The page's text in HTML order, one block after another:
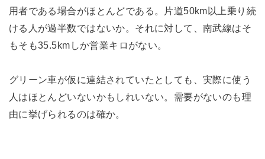
用者である場合がほとんどである。片道50km以上乗り続
ける人が過半数ではないか。それに対して、南武線はそ
もそも35.5kmしか営業キロがない。
グリーン車が仮に連結されていたとしても、実際に使う
人はほとんどいないかもしれいない。需要がないのも理
由に挙げられるのは確か。